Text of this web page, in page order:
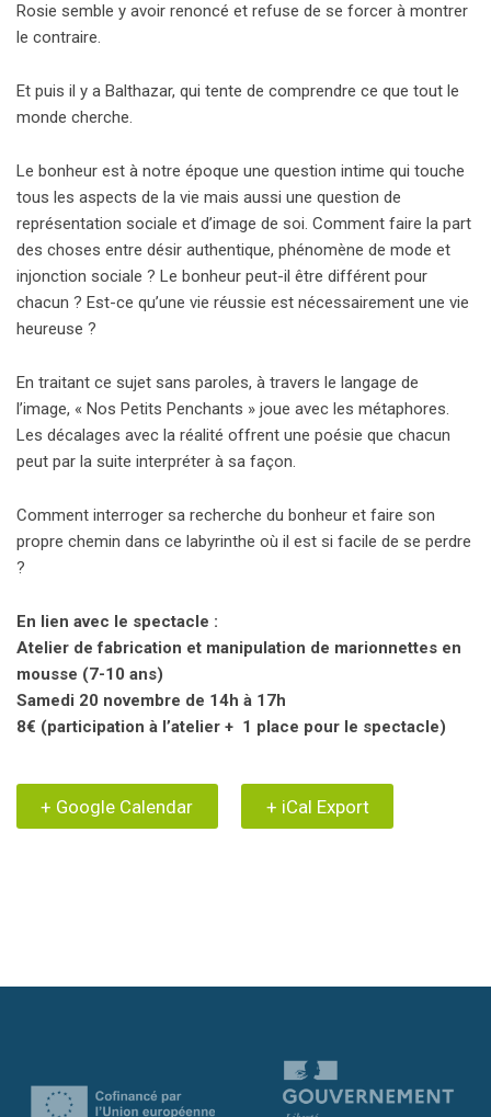
Rosie semble y avoir renoncé et refuse de se forcer à montrer
le contraire.
Et puis il y a Balthazar, qui tente de comprendre ce que tout le
monde cherche.
Le bonheur est à notre époque une question intime qui touche
tous les aspects de la vie mais aussi une question de
représentation sociale et d’image de soi. Comment faire la part
des choses entre désir authentique, phénomène de mode et
injonction sociale ? Le bonheur peut-il être différent pour
chacun ? Est-ce qu’une vie réussie est nécessairement une vie
heureuse ?
En traitant ce sujet sans paroles, à travers le langage de
l’image, « Nos Petits Penchants » joue avec les métaphores.
Les décalages avec la réalité offrent une poésie que chacun
peut par la suite interpréter à sa façon.
Comment interroger sa recherche du bonheur et faire son
propre chemin dans ce labyrinthe où il est si facile de se perdre
?
En lien avec le spectacle :
Atelier de fabrication et manipulation de marionnettes en
mousse (7-10 ans)
Samedi 20 novembre de 14h à 17h
8€ (participation à l’atelier + 1 place pour le spectacle)
+ Google Calendar + iCal Export